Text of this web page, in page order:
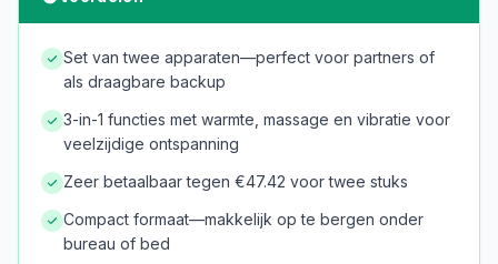
Set van twee apparaten—perfect voor partners of
als draagbare backup
3-in-1 functies met warmte, massage en vibratie voor
veelzijdige ontspanning
Zeer betaalbaar tegen €47.42 voor twee stuks
Compact formaat—makkelijk op te bergen onder
bureau of bed